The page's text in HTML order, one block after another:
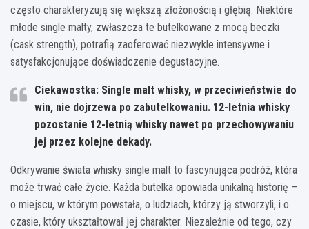
często charakteryzują się większą złożonością i głębią. Niektóre
młode single malty, zwłaszcza te butelkowane z mocą beczki
(cask strength), potrafią zaoferować niezwykle intensywne i
satysfakcjonujące doświadczenie degustacyjne.
Ciekawostka: Single malt whisky, w przeciwieństwie do
win, nie dojrzewa po zabutelkowaniu. 12-letnia whisky
pozostanie 12-letnią whisky nawet po przechowywaniu
jej przez kolejne dekady.
Odkrywanie świata whisky single malt to fascynująca podróż, która
może trwać całe życie. Każda butelka opowiada unikalną historię –
o miejscu, w którym powstała, o ludziach, którzy ją stworzyli, i o
czasie, który ukształtował jej charakter. Niezależnie od tego, czy